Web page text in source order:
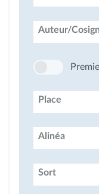
Auteur/
Place
Alinéa
Sort